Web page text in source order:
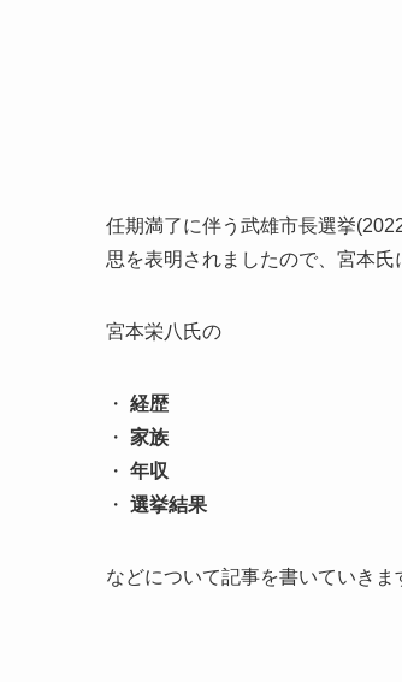
任期満了に伴う武雄市長選挙
思を表明されましたので、宮本氏
宮本栄八氏の
・ 経歴
・ 家族
・ 年収
・ 選挙結果
などについて記事を書いていきま